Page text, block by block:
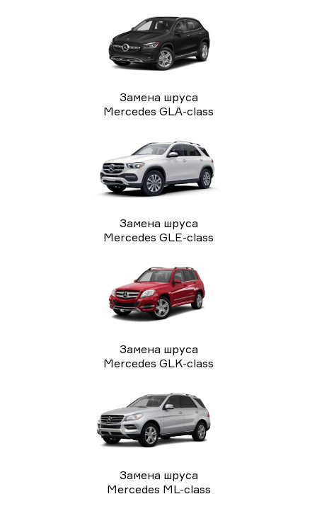
Замена шруса
Mercedes GLA-class
Замена шруса
Mercedes GLE-class
Замена шруса
Mercedes GLK-class
Замена шруса
Mercedes ML-class